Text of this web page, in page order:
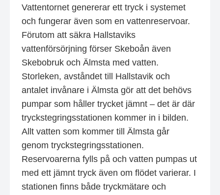
Vattentornet genererar ett tryck i systemet
och fungerar även som en vattenreservoar.
Förutom att säkra Hallstaviks
vattenförsörjning förser Skeboån även
Skebobruk och Älmsta med vatten.
Storleken, avståndet till Hallstavik och
antalet invånare i Älmsta gör att det behövs
pumpar som håller trycket jämnt – det är där
tryckstegringsstationen kommer in i bilden.
Allt vatten som kommer till Älmsta går
genom tryckstegringsstationen.
Reservoarerna fylls på och vatten pumpas ut
med ett jämnt tryck även om flödet varierar. I
stationen finns både tryckmätare och